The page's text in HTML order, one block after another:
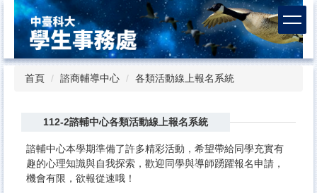
到
主
要
內
首頁 諮商輔導中心 各類活動線上報名系統
112-2諮輔中心各類活動線上報名系統
諮輔中心本學期準備了許多精彩活動，希望帶給同學充實有
趣的心理知識與自我探索，歡迎同學與導師踴躍報名申請，
機會有限，欲報從速哦！